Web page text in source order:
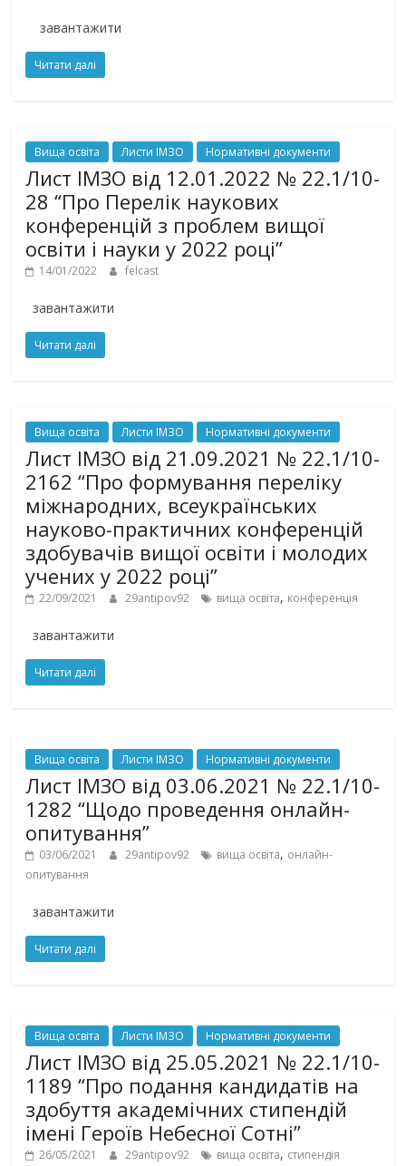
завантажити
Читати далі
Вища освіта Листи ІМЗО Нормативні документи
Лист ІМЗО від 12.01.2022 № 22.1/10-
28 “Про Перелік наукових
конференцій з проблем вищої
освіти і науки у 2022 році”
14/01/2022 felcast
завантажити
Читати далі
Вища освіта Листи ІМЗО Нормативні документи
Лист ІМЗО від 21.09.2021 № 22.1/10-
2162 “Про формування переліку
міжнародних, всеукраїнських
науково-практичних конференцій
здобувачів вищої освіти і молодих
учених у 2022 році”
22/09/2021 29antipov92 вища освіта, конференція
завантажити
Читати далі
Вища освіта Листи ІМЗО Нормативні документи
Лист ІМЗО від 03.06.2021 № 22.1/10-
1282 “Щодо проведення онлайн-
опитування”
03/06/2021 29antipov92 вища освіта, онлайн-
опитування
завантажити
Читати далі
Вища освіта Листи ІМЗО Нормативні документи
Лист ІМЗО від 25.05.2021 № 22.1/10-
1189 “Про подання кандидатів на
здобуття академічних стипендій
імені Героїв Небесної Сотні”
26/05/2021 29antipov92 вища освіта, стипендія